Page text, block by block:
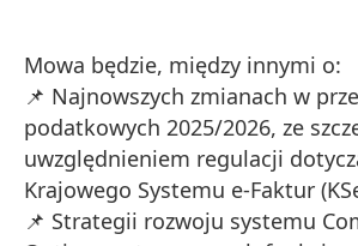
Mowa będzie, między innymi o:
📌 Najnowszych zmianach w
podatkowych 2025/2026, ze
uwzględnieniem regulacji
Krajowego Systemu e-Faktur
📌 Strategii rozwoju systemu